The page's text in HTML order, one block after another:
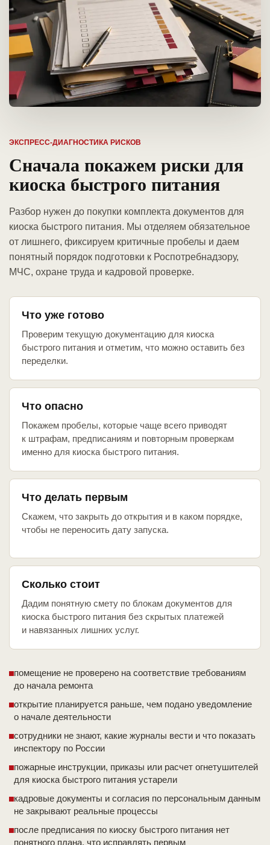
ЭКСПРЕСС-ДИАГНОСТИКА РИСКОВ
Сначала покажем риски для
киоска быстрого питания
Разбор нужен до покупки комплекта документов для
киоска быстрого питания. Мы отделяем обязательное
от лишнего, фиксируем критичные пробелы и даем
понятный порядок подготовки к Роспотребнадзору,
МЧС, охране труда и кадровой проверке.
Что уже готово
Проверим текущую документацию для киоска
быстрого питания и отметим, что можно оставить без
переделки.
Что опасно
Покажем пробелы, которые чаще всего приводят
к штрафам, предписаниям и повторным проверкам
именно для киоска быстрого питания.
Что делать первым
Скажем, что закрыть до открытия и в каком порядке,
чтобы не переносить дату запуска.
Сколько стоит
Дадим понятную смету по блокам документов для
киоска быстрого питания без скрытых платежей
и навязанных лишних услуг.
помещение не проверено на соответствие требованиям
до начала ремонта
открытие планируется раньше, чем подано уведомление
о начале деятельности
сотрудники не знают, какие журналы вести и что показать
инспектору по России
пожарные инструкции, приказы или расчет огнетушителей
для киоска быстрого питания устарели
кадровые документы и согласия по персональным данным
не закрывают реальные процессы
после предписания по киоску быстрого питания нет
понятного плана, что исправлять первым